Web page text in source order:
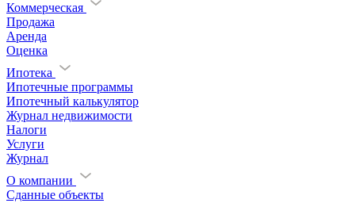
Коммерческая
Продажа
Аренда
Оценка
Ипотека
Ипотечные программы
Ипотечный калькулятор
Журнал недвижимости
Налоги
Услуги
Журнал
О компании
Сданные объекты